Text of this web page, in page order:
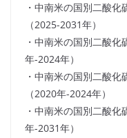
・中南米の国別二酸
（2025-2031年）
・中南米の国別二酸
年-2024年）
・中南米の国別二酸
（2020年-2024年）
・中南米の国別二酸
年-2031年）